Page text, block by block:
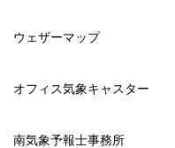
ウェザーマップ
オフィス気象キャスター
南気象予報士事務所